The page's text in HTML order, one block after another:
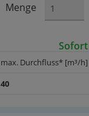
Menge
max. Durchfluss* [m³/h]
40